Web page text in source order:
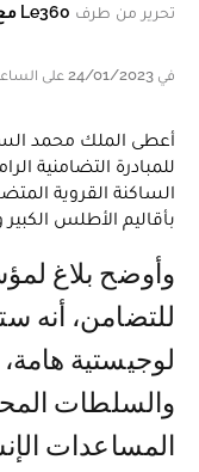
تحرير من طرف Le360 مع و.م.ع
في 24/01/2023 على الساعة 22:44
أعطى الملك محمد
للمبادرة التضامنية
الساكنة القروية
بأقاليم الأطلس
وأوضح بلاغ لمؤسسة محمد الخامس
للتضامن، أنه
لوجيستية
والسلطات
المساعدات